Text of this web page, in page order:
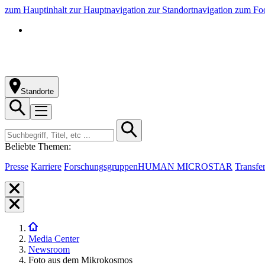
zum Hauptinhalt zur Hauptnavigation zur Standortnavigation zum
Standorte
Beliebte Themen:
Presse Karriere ForschungsgruppenHUMAN MICROSTAR Transfer
Media Center
Newsroom
Foto aus dem Mikrokosmos